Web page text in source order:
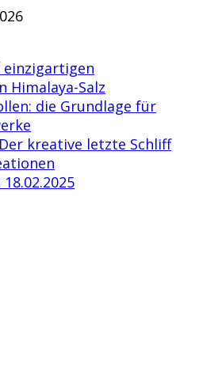
Himalaya-Salz
die Grundlage für
kreative letzte Schliff